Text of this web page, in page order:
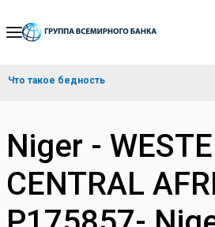
Skip
Navigation
Что такое бедность
Niger -
CENTRAL